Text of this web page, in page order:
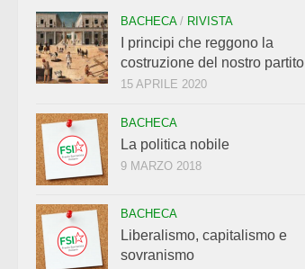
BACHECA/ RIVISTA
I principi che reggono la
costruzione del nostro partito
15 APRILE 2020
BACHECA
La politica nobile
9 MARZO 2018
BACHECA
Liberalismo, capitalismo e
sovranismo